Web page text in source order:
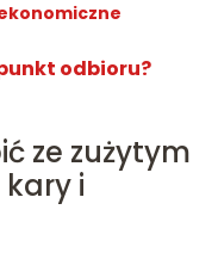
odbioru?
ze zużytym
i